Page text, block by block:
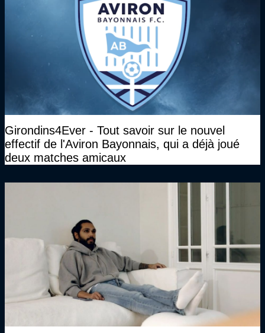
Girondins4Ever - Tout savoir sur le nouvel
effectif de l'Aviron Bayonnais, qui a déjà joué
deux matches amicaux